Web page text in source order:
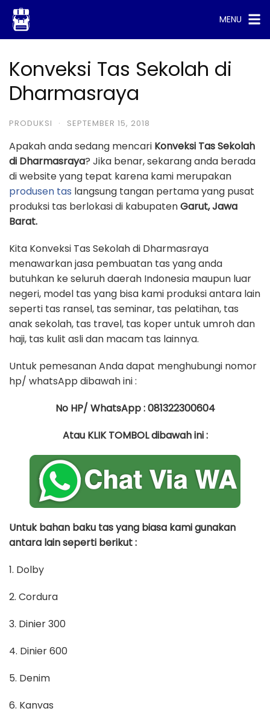
Skip
content
MENU
Konveksi Tas Sekolah di
Dharmasraya
PRODUKSI · SEPTEMBER 15, 2018
Apakah anda sedang mencari Konveksi Tas Sekolah
di Dharmasraya? Jika benar, sekarang anda berada
di website yang tepat karena kami merupakan
produsen tas langsung tangan pertama yang pusat
produksi tas berlokasi di kabupatenGarut, Jawa
Barat.
Kita Konveksi Tas Sekolah di Dharmasraya
menawarkan jasa pembuatan tas yang anda
butuhkan ke seluruh daerah Indonesia maupun luar
negeri, model tas yang bisa kami produksi antara lain
seperti tas ransel, tas seminar, tas pelatihan, tas
anak sekolah, tas travel, tas koper untuk umroh dan
haji, tas kulit asli dan macam tas lainnya.
Untuk pemesanan Anda dapat menghubungi nomor
hp/ whatsApp dibawah ini :
No HP/ WhatsApp : 081322300604
Atau KLIK TOMBOL dibawah ini :
Untuk bahan baku tas yang biasa kami gunakan
antara lain seperti berikut :
1. Dolby
2. Cordura
3. Dinier 300
4. Dinier 600
5. Denim
6. Kanvas